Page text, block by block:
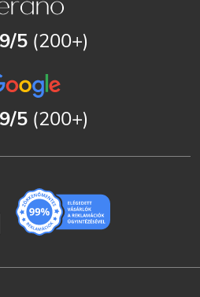
5 (200+)
5 (200+)